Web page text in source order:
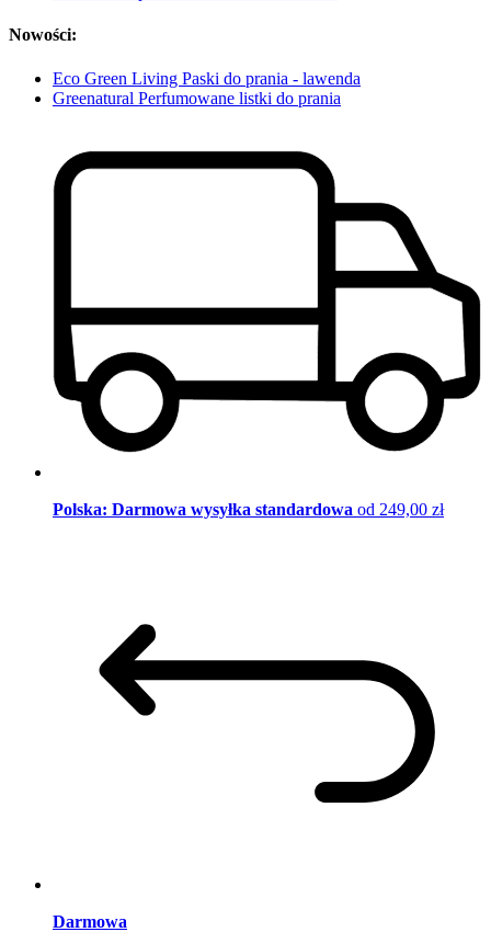
Nowości:
Eco Green Living Paski do prania - lawenda
Greenatural Perfumowane listki do prania
Polska: Darmowa wysyłka standardowa od 249,00 zł
Darmowa